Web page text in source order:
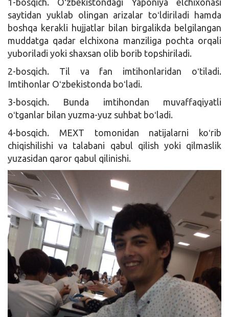
saytidan yuklab olingan arizalar toʻldiriladi hamda
boshqa kerakli hujjatlar bilan birgalikda belgilangan
muddatga qadar elchixona manziliga pochta orqali
yuboriladi yoki shaxsan olib borib topshiriladi.
2-bosqich. Til va fan imtihonlaridan oʻtiladi.
Imtihonlar Oʻzbekistonda boʻladi.
3-bosqich. Bunda imtihondan muvaffaqiyatli
oʻtganlar bilan yuzma-yuz suhbat boʻladi.
4-bosqich. MEXT tomonidan natijalarni koʻrib
chiqishilishi va talabani qabul qilish yoki qilmaslik
yuzasidan qaror qabul qilinishi.